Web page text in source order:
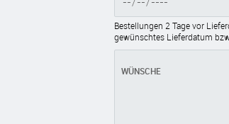
Bestellungen 2 Tage vor
gewünschtes Lieferdatum
WÜNSCHE